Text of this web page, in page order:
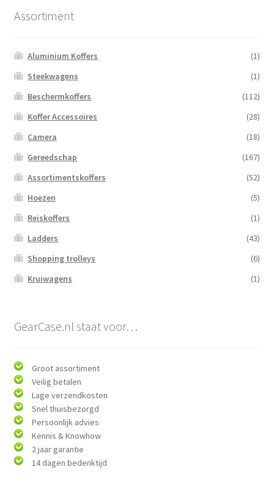
Assortiment
Aluminium Koffers
(1)
Steekwagens
(1)
Beschermkoffers
(112)
Koffer Accessoires
(28)
Camera
(18)
Gereedschap
(167)
Assortimentskoffers
(52)
Hoezen
(5)
Reiskoffers
(1)
Ladders
(43)
Shopping trolleys
(6)
Kruiwagens
(1)
GearCase.nl staat voor…
Groot assortiment
Veilig betalen
Lage verzendkosten
Snel thuisbezorgd
Persoonlijk advies
Kennis & Knowhow
2 jaar garantie
14 dagen bedenktijd